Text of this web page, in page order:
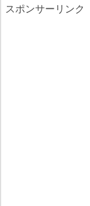
スポンサーリンク